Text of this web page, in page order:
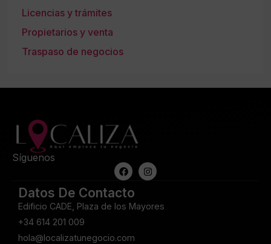
Licencias y trámites
Propietarios y venta
Traspaso de negocios
Síguenos
Datos De Contacto
Edificio CADE, Plaza de los Mayores
+34 614 201 009
hola@localizatunegocio.com